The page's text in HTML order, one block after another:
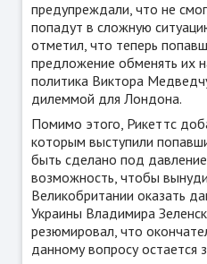
предупреждали, что не
попадут в сложную
отметил, что теперь
предложение обменять их
политика Виктора
дилеммой для Лондона.
Помимо этого, Рикеттс
которым выступили
быть сделано под
возможность, чтобы
Великобритании оказать
Украины Владимира
резюмировал, что
данному вопросу остается